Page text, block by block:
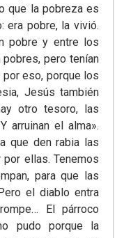
que la pobreza es
era pobre, la vivió.
pobre y entre los
pero tenían
eso, porque los
Jesús también
otro tesoro, las
arruinan el alma».
que den rabia las
ellas. Tenemos
para que las
el diablo entra
El párroco
pudo porque la